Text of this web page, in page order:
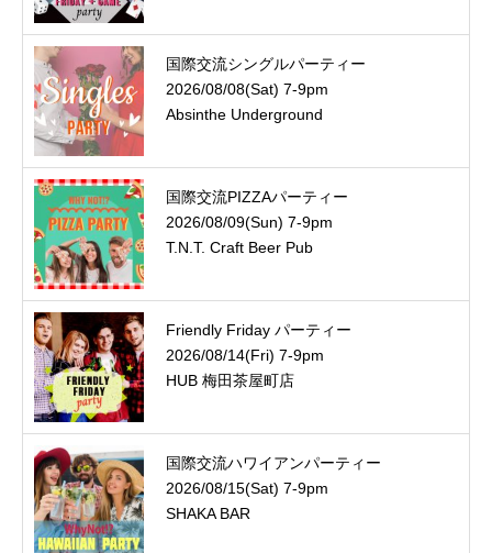
国際交流シングルパーティー
2026/08/08(Sat) 7-9pm
Absinthe Underground
国際交流PIZZAパーティー
2026/08/09(Sun) 7-9pm
T.N.T. Craft Beer Pub
Friendly Friday パーティー
2026/08/14(Fri) 7-9pm
HUB 梅田茶屋町店
国際交流ハワイアンパーティー
2026/08/15(Sat) 7-9pm
SHAKA BAR